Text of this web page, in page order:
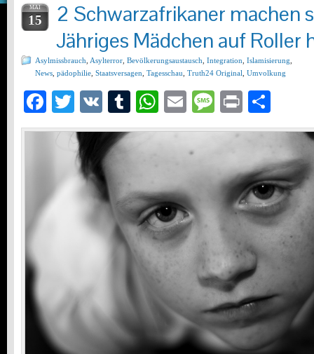
MAI
15
2 Schwarzafrikaner machen
Jähriges Mädchen auf Roller
Asylmissbrauch Asylterror Bevölkerungsaustausch Integration Islamisierung
News pädophilie Staatsversagen Tagesschau Truth24 Original Umvolkung
Facebook
Twitter
VK Tumblr
WhatsApp
EmailMessage
Print